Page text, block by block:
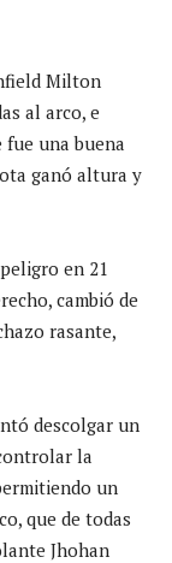
Milton
al arco, e
una buena
ganó altura y
en 21
cambió de
rasante,
descolgar un
la
un
que de todas
Jhohan